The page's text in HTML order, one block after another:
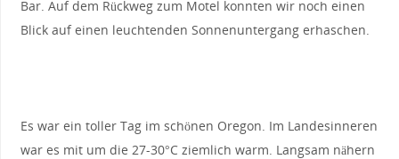
Bar. Auf dem Rückweg zum Motel konnten wir noch einen
Blick auf einen leuchtenden Sonnenuntergang erhaschen.
Es war ein toller Tag im schönen Oregon. Im Landesinneren
war es mit um die 27-30°C ziemlich warm. Langsam nähern